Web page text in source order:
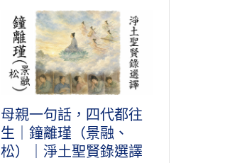
母親一句話，四代都往
生｜鐘離瑾（景融、
松）｜淨土聖賢錄選譯